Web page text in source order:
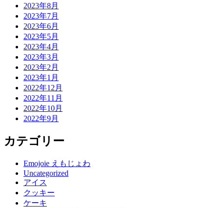
2023年8月
2023年7月
2023年6月
2023年5月
2023年4月
2023年3月
2023年2月
2023年1月
2022年12月
2022年11月
2022年10月
2022年9月
カテゴリー
Emojoie えもじょわ
Uncategorized
アイス
クッキー
ケーキ